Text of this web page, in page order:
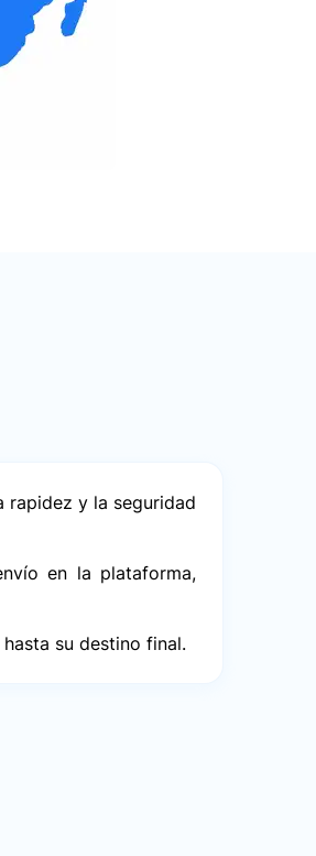
rapidez y la seguridad
en la plataforma,
su destino final.